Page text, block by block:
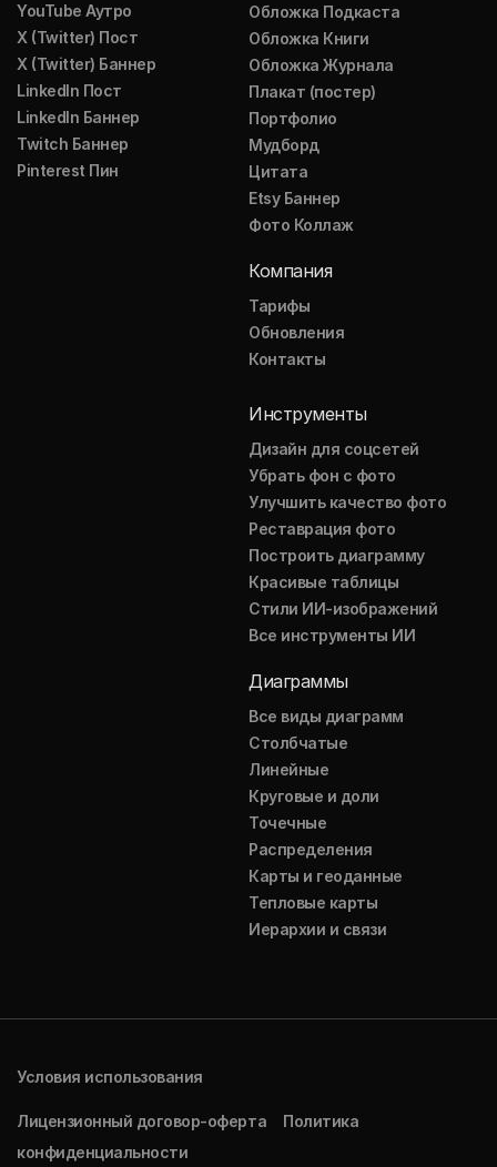
YouTube Аутро
X (Twitter) Пост
X (Twitter) Баннер
LinkedIn Пост
LinkedIn Баннер
Twitch Баннер
Pinterest Пин
Обложка Подкаста
Обложка Книги
Обложка Журнала
Плакат (постер)
Портфолио
Мудборд
Цитата
Etsy Баннер
Фото Коллаж
Компания
Тарифы
Обновления
Контакты
Инструменты
Дизайн для соцсетей
Убрать фон с фото
Улучшить качество фото
Реставрация фото
Построить диаграмму
Красивые таблицы
Стили ИИ-изображений
Все инструменты ИИ
Диаграммы
Все виды диаграмм
Столбчатые
Линейные
Круговые и доли
Точечные
Распределения
Карты и геоданные
Тепловые карты
Иерархии и связи
Условия использования
Лицензионный договор-оферта
Политика
конфиденциальности